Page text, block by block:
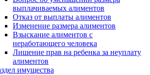
выплачиваемых алиментов
Отказ от выплаты алиментов
Изменение размера алиментов
Взыскание алиментов с
неработающего человека
Лишение прав на ребенка за неуплату
алиментов
имущества